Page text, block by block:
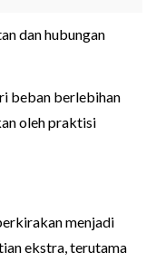
dan hubungan
beban berlebihan
oleh praktisi
menjadi
ekstra, terutama